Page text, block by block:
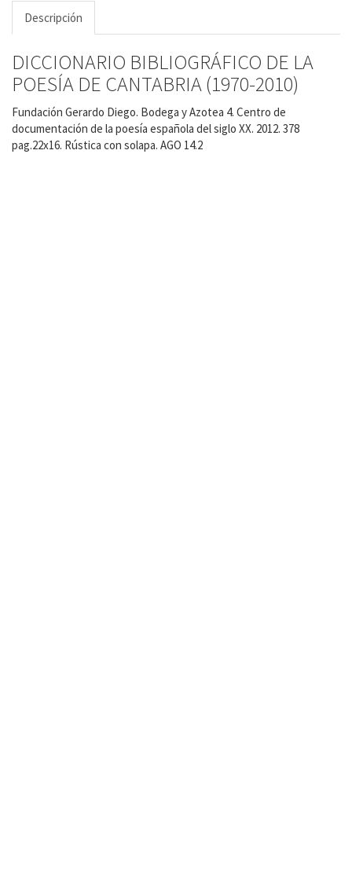
Descripción
DICCIONARIO BIBLIOGRÁFICO DE LA
POESÍA DE CANTABRIA (1970-2010)
Fundación Gerardo Diego. Bodega y Azotea 4. Centro de
documentación de la poesía española del siglo XX. 2012. 378
pag.22x16. Rústica con solapa. AGO 14.2